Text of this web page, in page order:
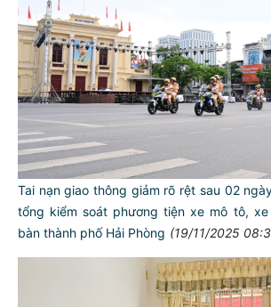
Tai nạn giao thông giảm rõ rệt sau 02
tổng kiểm soát phương tiện xe mô tô,
bàn thành phố Hải Phòng (19/11/2025